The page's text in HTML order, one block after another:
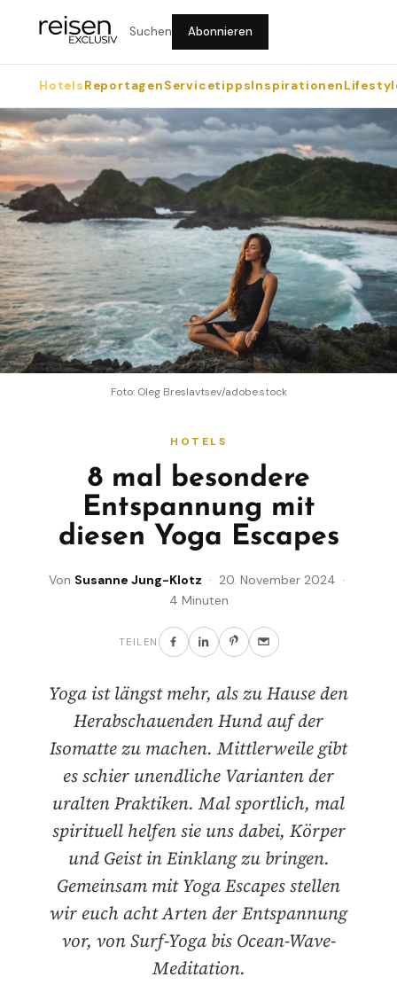
Suchen Abonnieren
HotelsReportagenServicetippsInspirationen
Foto: Oleg Breslavtsev/adobe.stock
HOTELS
8 mal besondere
Entspannung mit
diesen Yoga Escapes
Von Susanne Jung-Klotz · 20. November 2024 ·
4 Minuten
TEILEN
Yoga ist längst mehr, als zu Hause den
Herabschauenden Hund auf der
Isomatte zu machen. Mittlerweile gibt
es schier unendliche Varianten der
uralten Praktiken. Mal sportlich, mal
spirituell helfen sie uns dabei, Körper
und Geist in Einklang zu bringen.
Gemeinsam mit Yoga Escapes stellen
wir euch acht Arten der Entspannung
vor, von Surf-Yoga bis Ocean-Wave-
Meditation.